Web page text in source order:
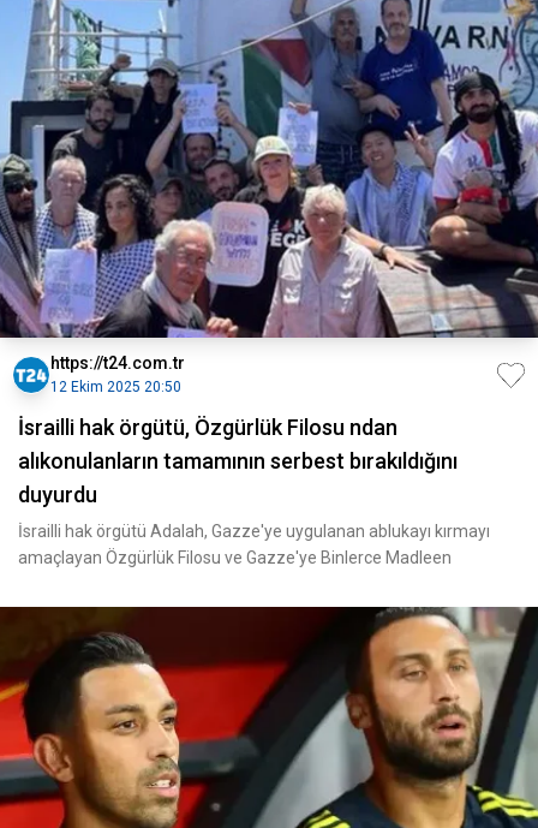
https://t24.com.tr
12 Ekim 2025 20:50
İsrailli hak örgütü, Özgürlük Filosu ndan
alıkonulanların tamamının serbest bırakıldığını
duyurdu
İsrailli hak örgütü Adalah, Gazze'ye uygulanan ablukayı kırmayı
amaçlayan Özgürlük Filosu ve Gazze'ye Binlerce Madleen